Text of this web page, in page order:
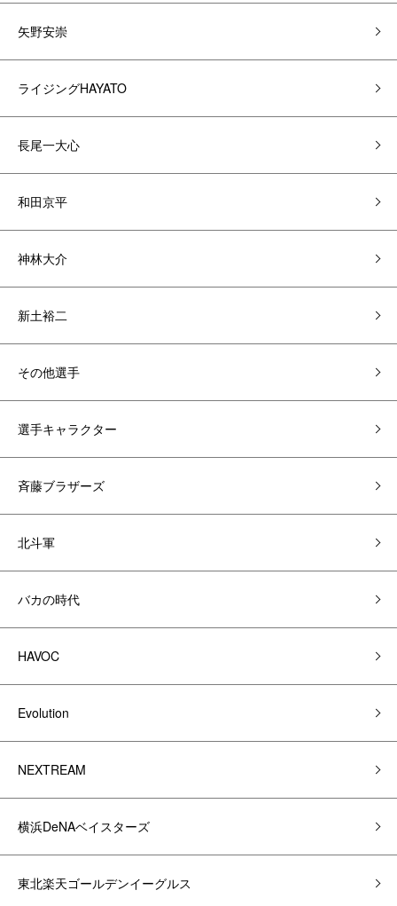
矢野安崇
ライジングHAYATO
長尾一大心
和田京平
神林大介
新土裕二
その他選手
選手キャラクター
斉藤ブラザーズ
北斗軍
バカの時代
HAVOC
Evolution
NEXTREAM
横浜DeNAベイスターズ
東北楽天ゴールデンイーグルス